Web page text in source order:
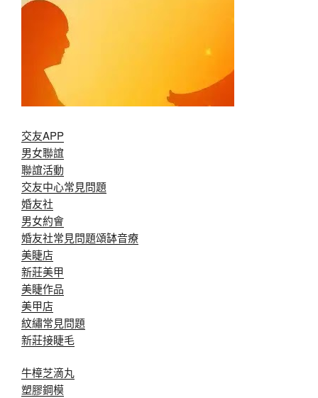
交友APP
男女聯誼
聯誼活動
交友中心常見問題
婚友社
男女約會
婚友社常見問題頌缽音療
美睫店
新莊美甲
美睫作品
美甲店
紋繡常見問題
新莊接睫毛
牛樟芝滴丸
塑膠鋼模